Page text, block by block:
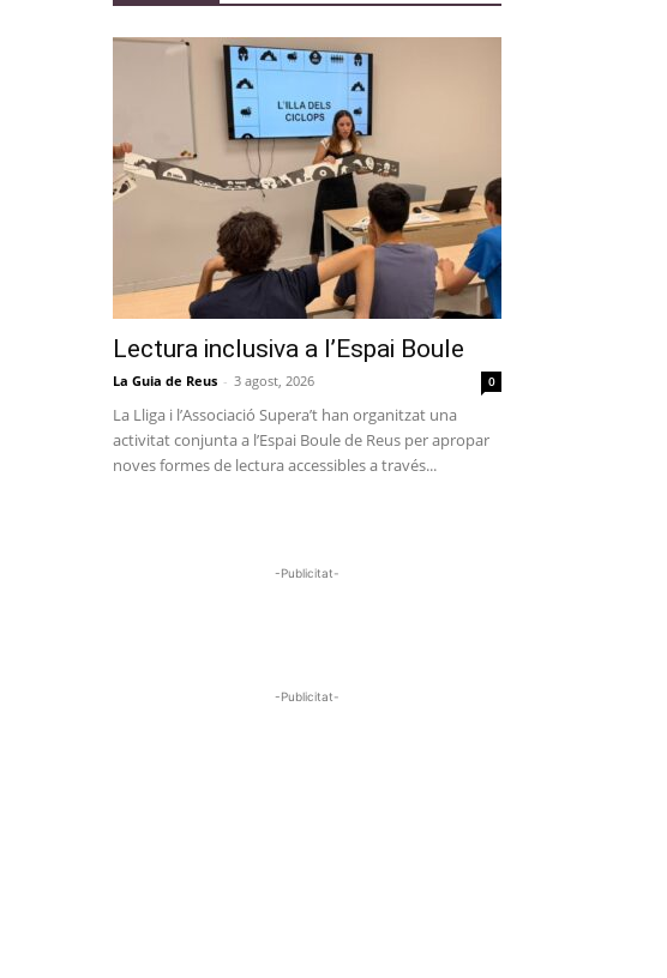
Lectura inclusiva a l’Espai Boule
La Guia de Reus - 3 agost, 2026 0
La Lliga i l’Associació Supera’t han organitzat una
activitat conjunta a l’Espai Boule de Reus per apropar
noves formes de lectura accessibles a través...
-Publicitat-
-Publicitat-